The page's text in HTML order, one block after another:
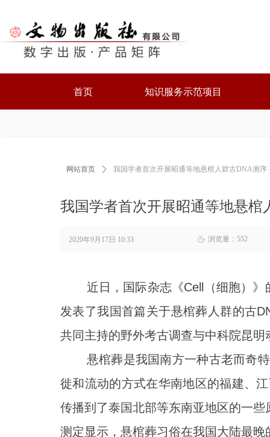
首页 知识服务示范项目
我国学者首次开展昭通等地悬棺
网站首页 ꄲ 我国学者首次开展昭通等地悬棺人群古DNA测序
近日，国际杂志《Cell（细胞）》
发表了我国首篇关于悬棺葬人群的古
共同主持的野外考古调查与中科院昆
悬棺葬是我国南方一种古老而奇特
徙和流动的方式在华南地区的福建、
传播到了泰国北部等东南亚地区的一
测定显示，悬棺葬习俗在我国大陆最
2020年9月17日 10:33 ꄘ 浏览量： 552